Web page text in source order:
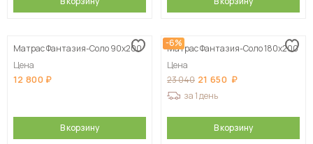
Матрас Фантазия-Соло 90х200
Цена
12 800
В корзину
-6%
Матрас Фантазия-Соло 180х200
Цена
23 040 21 650
за 1 день
В корзину